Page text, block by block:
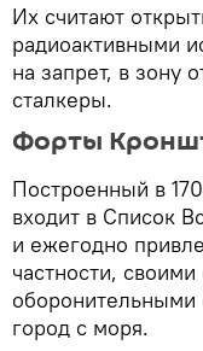
Их считают
радиоактивными
на запрет, в зону
сталкеры.
Форты
Построенный в
входит в Список
и ежегодно
частности,
город с моря.